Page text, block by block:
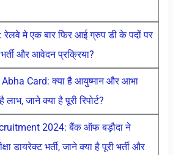
मे एक बार फिर आई ग्रुप डी के पदों पर
भर्ती और आवेदन प्रक्रिया?
Card: क्या है आयुष्मान और आभा
जाने क्या है पूरी रिपोर्ट?
2024: बैंक ऑफ बड़ौदा ने
डायरेक्ट भर्ती, जाने क्या है पूरी भर्ती और